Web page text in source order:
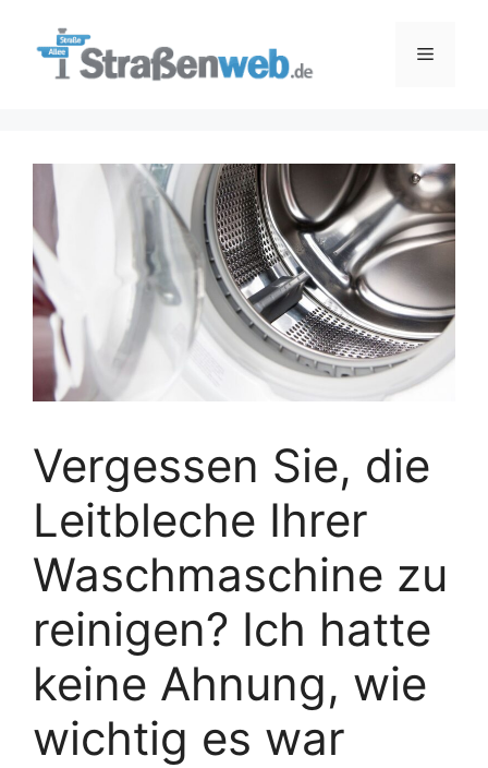
Menü
Vergessen Sie, die
Leitbleche Ihrer
Waschmaschine zu
reinigen? Ich hatte
keine Ahnung, wie
wichtig es war